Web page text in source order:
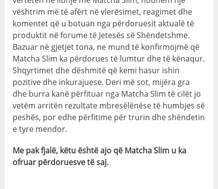
vështrim më të afërt në vlerësimet, reagimet dhe
komentet që u botuan nga përdoruesit aktualë të
produktit në forume të Jetesës së Shëndetshme.
Bazuar në gjetjet tona, ne mund të konfirmojmë që
Matcha Slim ka përdorues të lumtur dhe të kënaqur.
Shqyrtimet dhe dëshmitë që kemi hasur ishin
pozitive dhe inkurajuese. Deri më sot, mijëra gra
dhe burra kanë përfituar nga Matcha Slim të cilët jo
vetëm arritën rezultate mbresëlënëse të humbjes së
peshës, por edhe përfitime për trurin dhe shëndetin
e tyre mendor.
Me pak fjalë, këtu është ajo që Matcha Slim u ka
ofruar përdoruesve të saj.